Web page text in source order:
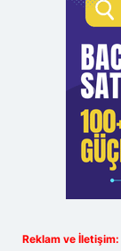
Reklam ve İletişim: